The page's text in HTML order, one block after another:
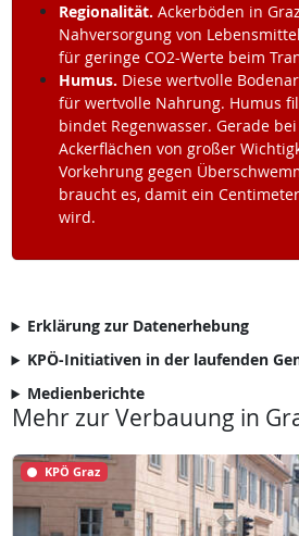
Regionalität. Ackerböden in
Nahversorgung von
für geringe CO2-Werte beim
Humus. Diese wertvolle
für wertvolle Nahrung. Humus
bindet Regenwasser. Gerade
Ackerflächen von großer
Vorkehrung gegen
braucht es, damit ein
wird.
Erklärung zur Datenerhebung
KPÖ-Initiativen in der laufenden
Medienberichte
Mehr zur Verbauung in
KPÖ Graz